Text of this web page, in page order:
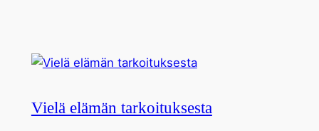
Vielä elämän tarkoituksesta